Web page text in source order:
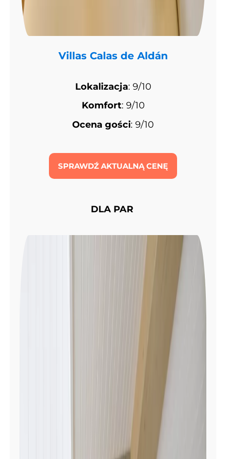
Villas Calas de Aldán
Lokalizacja: 9/10
Komfort: 9/10
Ocena gości: 9/10
SPRAWDŹ AKTUALNĄ CENĘ
DLA PAR